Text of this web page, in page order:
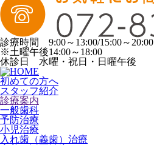
診療時間 9:00～13:00/15:00～20:00
※土曜午後14:00～18:00
休診日 水曜・祝日・日曜午後
初めての方へ
スタッフ紹介
診療案内
一般歯科
予防治療
小児治療
入れ歯（義歯）治療